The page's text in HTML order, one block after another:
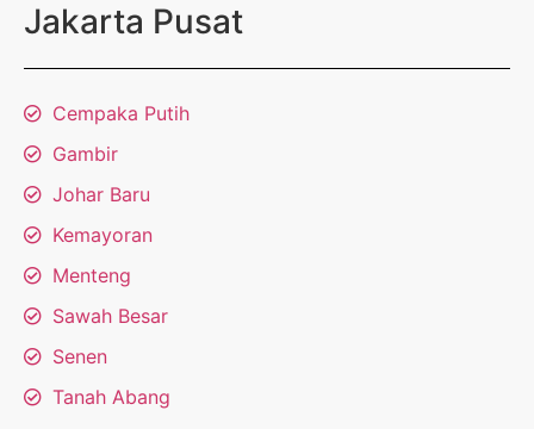
Jakarta Pusat
Cempaka Putih
Gambir
Johar Baru
Kemayoran
Menteng
Sawah Besar
Senen
Tanah Abang